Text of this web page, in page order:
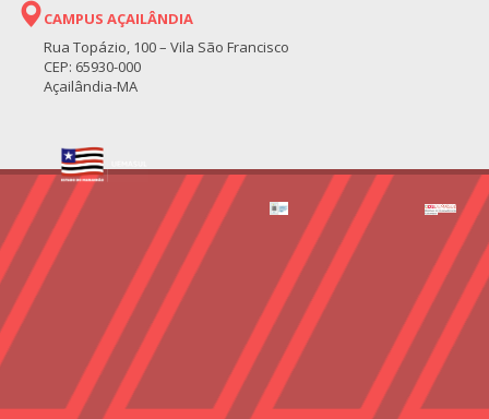
CAMPUS AÇAILÂNDIA
Rua Topázio, 100 – Vila São Francisco
CEP: 65930-000
Açailândia-MA